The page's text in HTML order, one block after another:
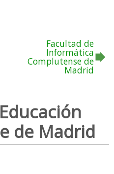
Facultad de
Informática
Complutense de
Madrid
de Madrid